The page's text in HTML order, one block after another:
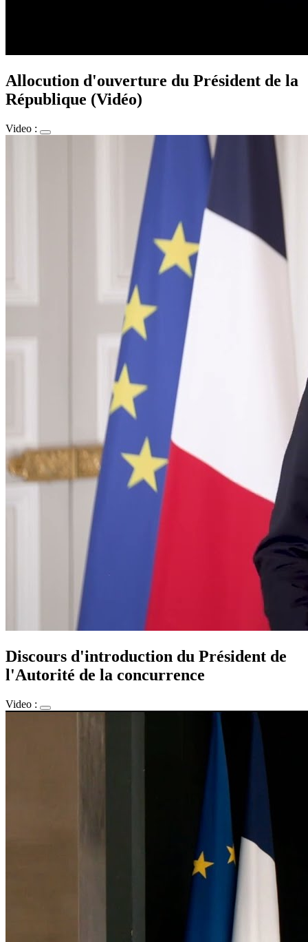
Allocution d'ouverture du Président de la
République (Vidéo)
Video :
Discours d'introduction du Président de
l'Autorité de la concurrence
Video :